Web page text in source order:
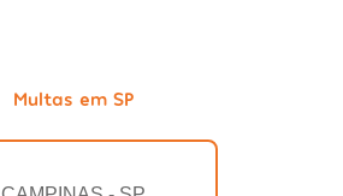
Multas em SP